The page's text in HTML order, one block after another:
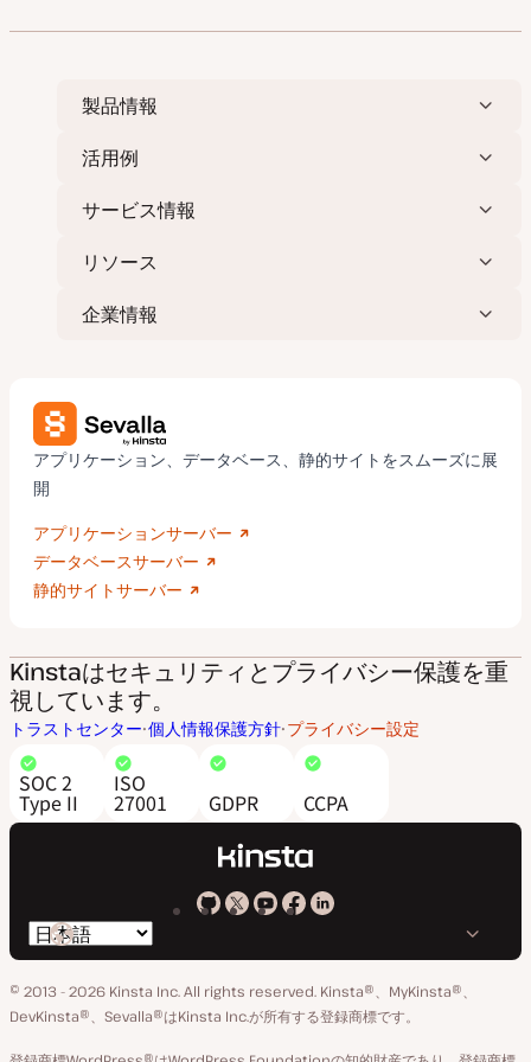
ペ
製品情報
活用例
サービス情報
リソース
企業情報
アプリケーション、データベース、静的サイトをスムーズに展
開
アプリケーションサーバー
データベースサーバー
静的サイトサーバー
Kinstaはセキュリティとプライバシー保護を重
視しています。
トラストセンター 個人情報保護方針 プライバシー設定
SOC 2
Type II
ISO
27001 GDPR CCPA
Kinsta
GitHub
Kinsta
X
ア
カ
Kinsta
YouTube
Kinsta
Facebook
Kinsta
LinkedIn
ペ
ー
言
語
の
© 2013 - 2026 Kinsta Inc. All rights reserved. Kinsta®、MyKinsta®、
DevKinsta®、Sevalla®はKinsta Inc.が所有する登録商標です。